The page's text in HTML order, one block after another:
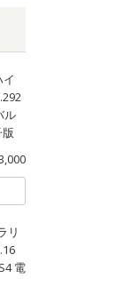
イ
ル
リ
電